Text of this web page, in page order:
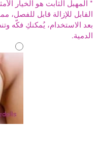
* المهبل الثابت هو الخيار
القابل للإزالة قابل للفصل،
بعد الاستخدام، يُمكنكِ فكّه
الدمية.